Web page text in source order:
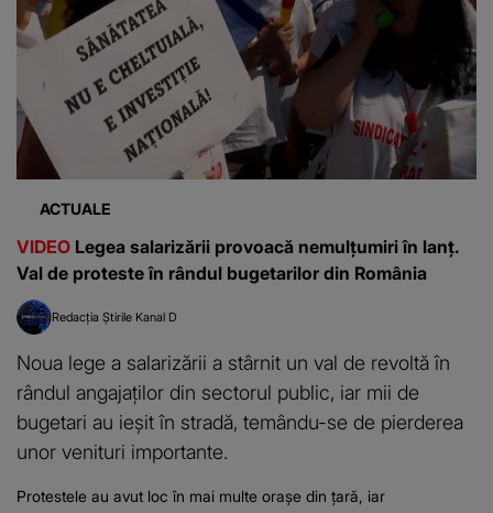
ACTUALE
VIDEO Legea salarizării provoacă nemulțumiri în lanț.
Val de proteste în rândul bugetarilor din România
Redacția Știrile Kanal D
Noua lege a salarizării a stârnit un val de revoltă în
rândul angajaților din sectorul public, iar mii de
bugetari au ieșit în stradă, temându-se de pierderea
unor venituri importante.
Protestele au avut loc în mai multe orașe din țară, iar